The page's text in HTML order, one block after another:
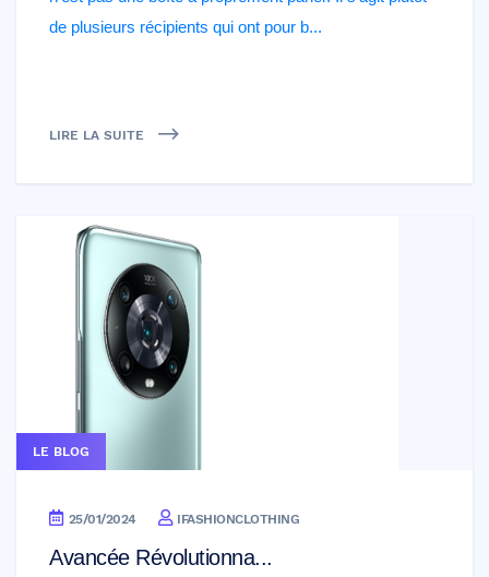
de plusieurs récipients qui ont pour b...
LIRE LA SUITE
LE BLOG
25/01/2024 IFASHIONCLOTHING
Avancée Révolutionna...